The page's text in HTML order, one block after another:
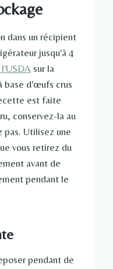
dans un récipient
jusqu'à 4
sur la
base d'œufs crus
est faite
conservez-la au
pas. Utilisez une
vous retirez du
avant de
pendant le
pendant de